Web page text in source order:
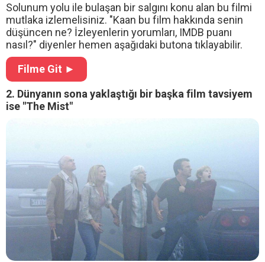
Solunum yolu ile bulaşan bir salgını konu alan bu filmi
mutlaka izlemelisiniz. "Kaan bu film hakkında senin
düşüncen ne? İzleyenlerin yorumları, IMDB puanı
nasıl?" diyenler hemen aşağıdaki butona tıklayabilir.
Filme Git ►
2. Dünyanın sona yaklaştığı bir başka film tavsiyem
ise "The Mist"